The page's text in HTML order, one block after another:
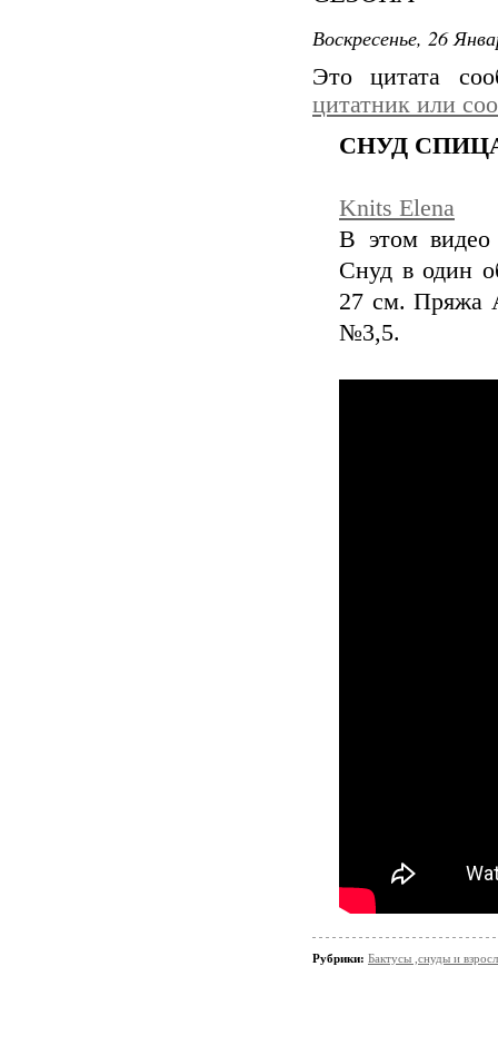
Воскресенье, 26
Это цитата
цитатник или
СНУД
Knits Elena
В этом видео
Снуд в один
27 см. Пряжа
№3,5.
Рубрики: Бактусы ,снуды и